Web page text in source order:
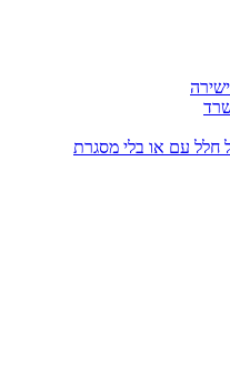
חלל עם או בלי מסגרת